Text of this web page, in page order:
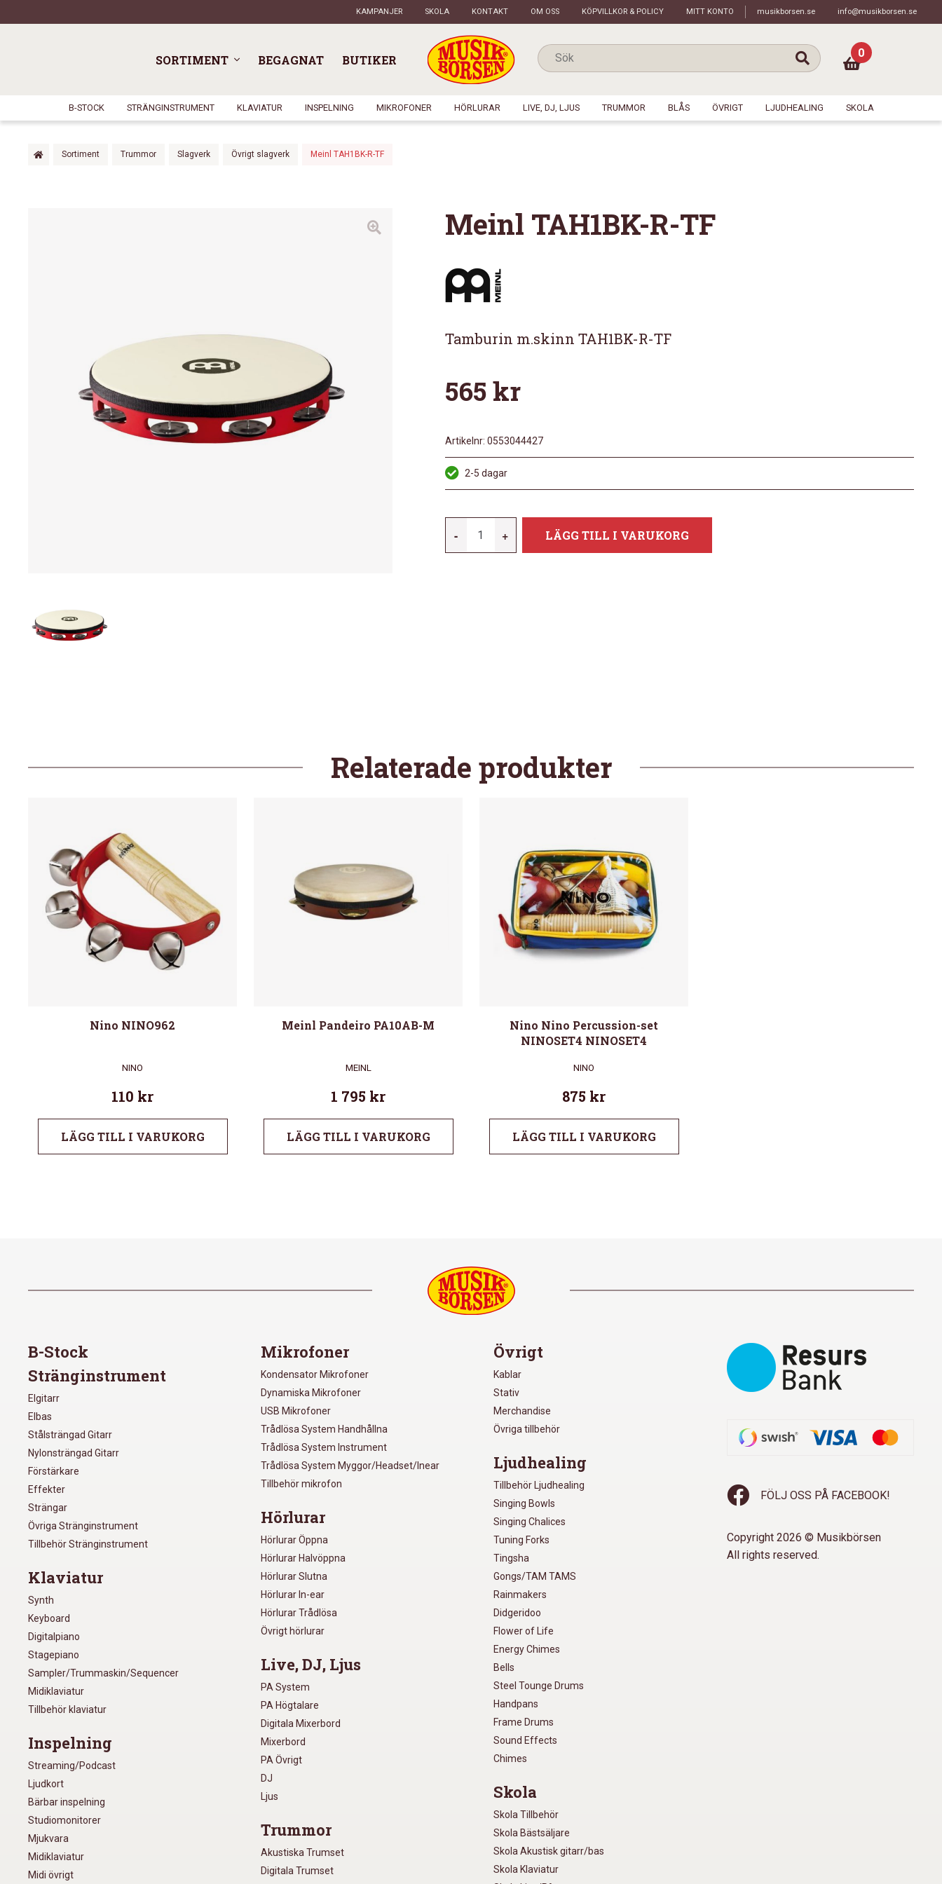
KAMPANJER SKOLA KONTAKT OM OSS KÖPVILLKOR & POLICY MITT KONTO musikborsen.se info@musikborsen.se
SORTIMENT BEGAGNAT BUTIKER 0
B-STOCK STRÄNGINSTRUMENT KLAVIATUR INSPELNING MIKROFONER HÖRLURAR LIVE, DJ, LJUS TRUMMOR BLÅS ÖVRIGT LJUDHEALING SKOLA
Sortiment Trummor Slagverk Övrigt slagverk Meinl TAH1BK-R-TF
Meinl TAH1BK-R-TF
Tamburin m.skinn TAH1BK-R-TF
565kr
Artikelnr: 0553044427
2-5 dagar
-
TAH1BK-
+ LÄGG TILL I VARUKORG
Relaterade produkter
Nino NINO962
NINO
110 kr
LÄGG TILL I VARUKORG
Meinl Pandeiro PA10AB-M
MEINL
1 795 kr
LÄGG TILL I VARUKORG
Nino Nino Percussion-set
NINOSET4 NINOSET4
NINO
875 kr
LÄGG TILL I VARUKORG
B-Stock
Stränginstrument
Elgitarr
Elbas
Stålsträngad Gitarr
Nylonsträngad Gitarr
Förstärkare
Effekter
Strängar
Övriga Stränginstrument
Tillbehör Stränginstrument
Klaviatur
Synth
Keyboard
Digitalpiano
Stagepiano
Sampler/Trummaskin/Sequencer
Midiklaviatur
Tillbehör klaviatur
Inspelning
Streaming/Podcast
Ljudkort
Bärbar inspelning
Studiomonitorer
Mjukvara
Midiklaviatur
Midi övrigt
Mikrofoner
Kondensator Mikrofoner
Dynamiska Mikrofoner
USB Mikrofoner
Trådlösa System Handhållna
Trådlösa System Instrument
Trådlösa System Myggor/Headset/Inear
Tillbehör mikrofon
Hörlurar
Hörlurar Öppna
Hörlurar Halvöppna
Hörlurar Slutna
Hörlurar In-ear
Hörlurar Trådlösa
Övrigt hörlurar
Live, DJ, Ljus
PA System
PA Högtalare
Digitala Mixerbord
Mixerbord
PA Övrigt
DJ
Ljus
Trummor
Akustiska Trumset
Digitala Trumset
Övrigt
Kablar
Stativ
Merchandise
Övriga tillbehör
Ljudhealing
Tillbehör Ljudhealing
Singing Bowls
Singing Chalices
Tuning Forks
Tingsha
Gongs/TAM TAMS
Rainmakers
Didgeridoo
Flower of Life
Energy Chimes
Bells
Steel Tounge Drums
Handpans
Frame Drums
Sound Effects
Chimes
Skola
Skola Tillbehör
Skola Bästsäljare
Skola Akustisk gitarr/bas
Skola Klaviatur
FÖLJ OSS PÅ FACEBOOK!
Copyright 2026 © Musikbörsen
All rights reserved.